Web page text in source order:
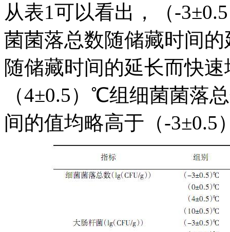
从表1可以看出，（-
菌菌落总数随储藏时间
随储藏时间的延长而快
（4±0.5）℃组细菌菌落
间的值均略高于（-